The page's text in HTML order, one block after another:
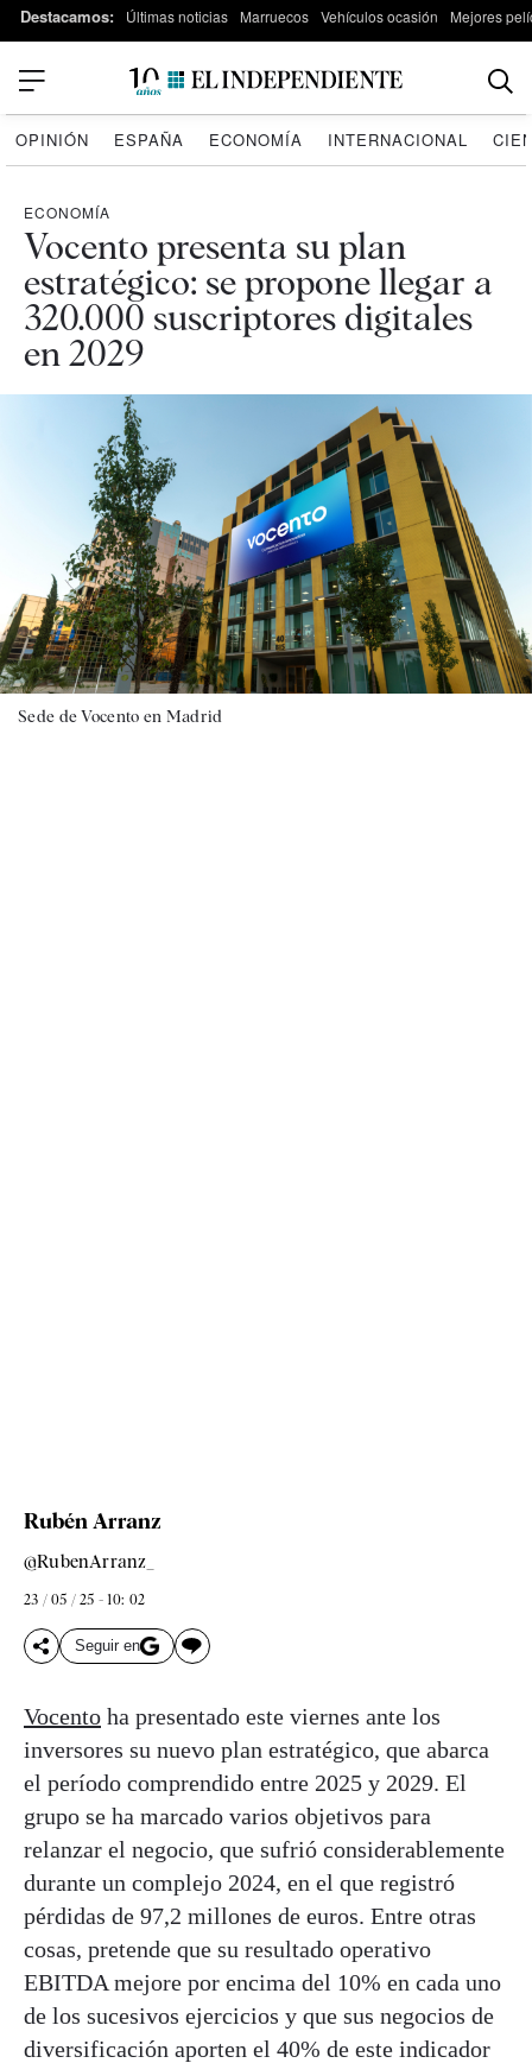
Destacamos: Últimas noticias Marruecos Vehículos ocasión Mejores
OPINIÓN ESPAÑA ECONOMÍA INTERNACIONAL
ECONOMÍA
Vocento presenta su plan
estratégico: se propone llegar a
320.000 suscriptores digitales
en 2029
Sede de Vocento en Madrid
Rubén Arranz
@RubenArranz_
23 / 05 / 25 - 10: 02
Seguir en
Vocento ha presentado este viernes ante los
inversores su nuevo plan estratégico, que abarca
el período comprendido entre 2025 y 2029. El
grupo se ha marcado varios objetivos para
relanzar el negocio, que sufrió considerablemente
durante un complejo 2024, en el que registró
pérdidas de 97,2 millones de euros. Entre otras
cosas, pretende que su resultado operativo
EBITDA mejore por encima del 10% en cada uno
de los sucesivos ejercicios y que sus negocios de
diversificación aporten el 40% de este indicador